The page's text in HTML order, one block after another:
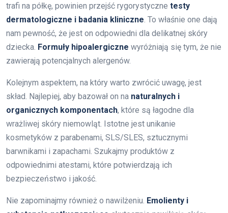
trafi na półkę, powinien przejść rygorystyczne testy
dermatologiczne i badania kliniczne. To właśnie one dają
nam pewność, że jest on odpowiedni dla delikatnej skóry
dziecka. Formuły hipoalergiczne wyróżniają się tym, że nie
zawierają potencjalnych alergenów.
Kolejnym aspektem, na który warto zwrócić uwagę, jest
skład. Najlepiej, aby bazował on na naturalnych i
organicznych komponentach, które są łagodne dla
wrażliwej skóry niemowląt. Istotne jest unikanie
kosmetyków z parabenami, SLS/SLES, sztucznymi
barwnikami i zapachami. Szukajmy produktów z
odpowiednimi atestami, które potwierdzają ich
bezpieczeństwo i jakość.
Nie zapominajmy również o nawilżeniu. Emolienty i